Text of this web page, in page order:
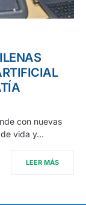
con nuevas
vida y…
LEER MÁS